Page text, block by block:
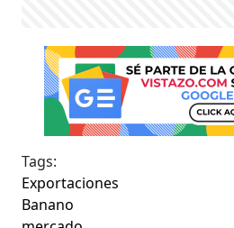
Tags:
Exportaciones
Banano